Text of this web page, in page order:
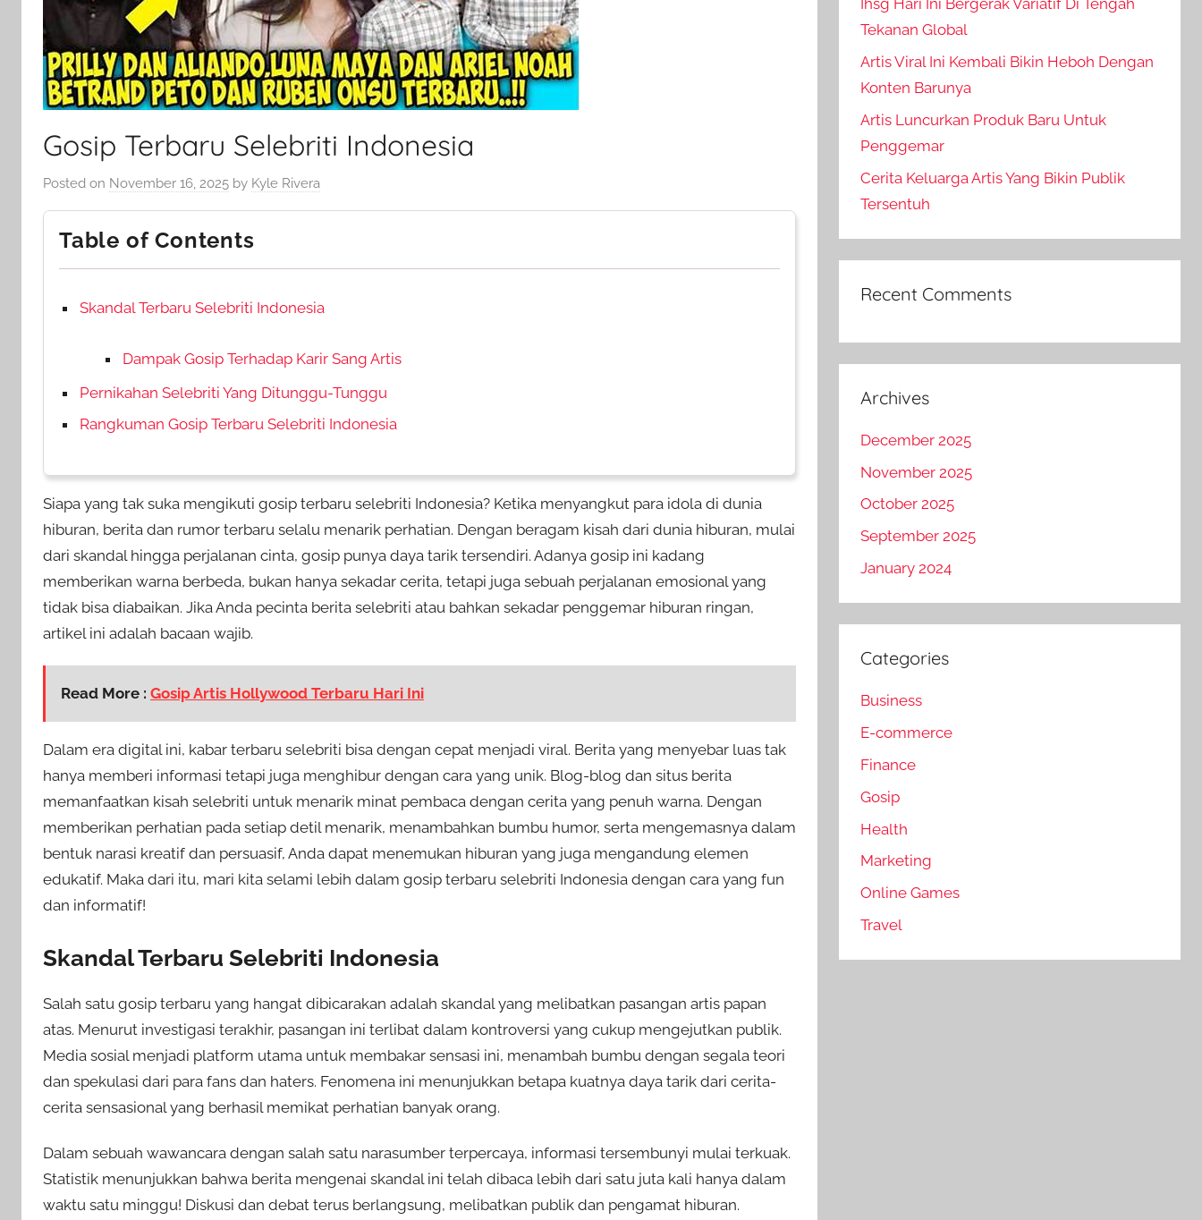
Gosip Terbaru Selebriti Indonesia
Posted on November 16, 2025 by Kyle Rivera
Table of Contents
Skandal Terbaru Selebriti Indonesia
Dampak Gosip Terhadap Karir Sang Artis
Pernikahan Selebriti Yang Ditunggu-Tunggu
Rangkuman Gosip Terbaru Selebriti Indonesia
Siapa yang tak suka mengikuti gosip terbaru selebriti Indonesia? Ketika menyangkut para idola di dunia
hiburan, berita dan rumor terbaru selalu menarik perhatian. Dengan beragam kisah dari dunia hiburan, mulai
dari skandal hingga perjalanan cinta, gosip punya daya tarik tersendiri. Adanya gosip ini kadang
memberikan warna berbeda, bukan hanya sekadar cerita, tetapi juga sebuah perjalanan emosional yang
tidak bisa diabaikan. Jika Anda pecinta berita selebriti atau bahkan sekadar penggemar hiburan ringan,
artikel ini adalah bacaan wajib.
Read More : Gosip Artis Hollywood Terbaru Hari Ini
Dalam era digital ini, kabar terbaru selebriti bisa dengan cepat menjadi viral. Berita yang menyebar luas tak
hanya memberi informasi tetapi juga menghibur dengan cara yang unik. Blog-blog dan situs berita
memanfaatkan kisah selebriti untuk menarik minat pembaca dengan cerita yang penuh warna. Dengan
memberikan perhatian pada setiap detil menarik, menambahkan bumbu humor, serta mengemasnya dalam
bentuk narasi kreatif dan persuasif, Anda dapat menemukan hiburan yang juga mengandung elemen
edukatif. Maka dari itu, mari kita selami lebih dalam gosip terbaru selebriti Indonesia dengan cara yang fun
dan informatif!
Skandal Terbaru Selebriti Indonesia
Salah satu gosip terbaru yang hangat dibicarakan adalah skandal yang melibatkan pasangan artis papan
atas. Menurut investigasi terakhir, pasangan ini terlibat dalam kontroversi yang cukup mengejutkan publik.
Media sosial menjadi platform utama untuk membakar sensasi ini, menambah bumbu dengan segala teori
dan spekulasi dari para fans dan haters. Fenomena ini menunjukkan betapa kuatnya daya tarik dari cerita-
cerita sensasional yang berhasil memikat perhatian banyak orang.
Dalam sebuah wawancara dengan salah satu narasumber terpercaya, informasi tersembunyi mulai terkuak.
Statistik menunjukkan bahwa berita mengenai skandal ini telah dibaca lebih dari satu juta kali hanya dalam
waktu satu minggu! Diskusi dan debat terus berlangsung, melibatkan publik dan pengamat hiburan.
Ihsg Hari Ini Bergerak Variatif Di Tengah
Tekanan Global
Artis Viral Ini Kembali Bikin Heboh Dengan
Konten Barunya
Artis Luncurkan Produk Baru Untuk
Penggemar
Cerita Keluarga Artis Yang Bikin Publik
Tersentuh
Recent Comments
Archives
December 2025
November 2025
October 2025
September 2025
January 2024
Categories
Business
E-commerce
Finance
Gosip
Health
Marketing
Online Games
Travel